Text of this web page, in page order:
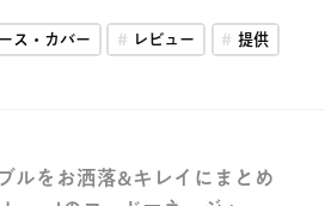
ス・カバー レビュー 提供
ルをお洒落&キレイにまとめ